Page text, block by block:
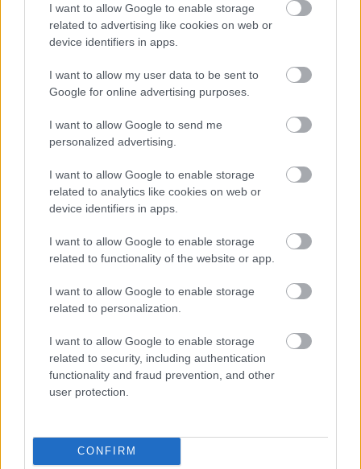
I want to allow Google to enable storage
related to advertising like cookies on web or
device identifiers in apps.
I want to allow my user data to be sent to
Google for online advertising purposes.
I want to allow Google to send me
personalized advertising.
I want to allow Google to enable storage
related to analytics like cookies on web or
device identifiers in apps.
I want to allow Google to enable storage
related to functionality of the website or app.
I want to allow Google to enable storage
related to personalization.
I want to allow Google to enable storage
related to security, including authentication
functionality and fraud prevention, and other
user protection.
CONFIRM
Bele Bizerga
8 éve
@rovid: Ez pontosan így van, és ha valaki látta azt az
adást, akkor láthatta azt is, hogy az egész ügyről mi
a véleménye a rendkívül feszengő(nek látszó)
meghívott vendégnek, Verebes Istvánnak. na ott
hangzott el igazából - legalábbis az Ő- véleménye.
Hideg-meleg mindkét irányba. (Összeszedve, de nem
pontosan idézve:) Nagy dilemma az egész.
Nyilvánvalóan elítéli, ha így történt, hogy SL
elmondta, de miért várt 20 évet vele? ha meg nem
igaz, akkor is az marad meg a megvádoltról az
megrágalmazták, arról nem is beszélve, hogy már
elévült.
Szerintem azért egy ilyen eset több egy egyszerű
(bunkó) bepróbálkozásnál, mert egy szakmai
előremenetelt befolyásoló khmm. mentor/mentorált
viszony kialakulásához vezethetett volna.
ennek inkább az lehet a mostani "feltárásnak", hogy